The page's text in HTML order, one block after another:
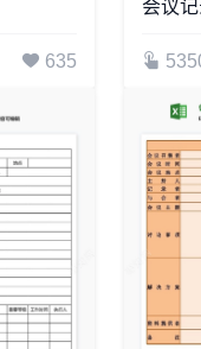
635
会议